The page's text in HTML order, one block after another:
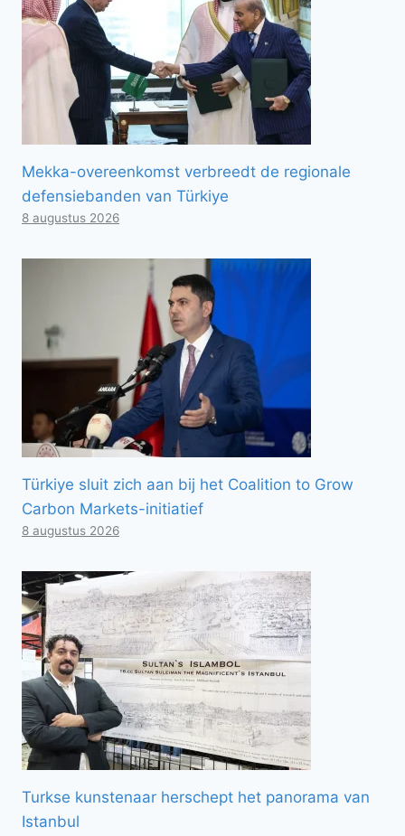
Mekka-overeenkomst verbreedt de regionale
defensiebanden van Türkiye
8 augustus 2026
Türkiye sluit zich aan bij het Coalition to Grow
Carbon Markets-initiatief
8 augustus 2026
Turkse kunstenaar herschept het panorama van
Istanbul